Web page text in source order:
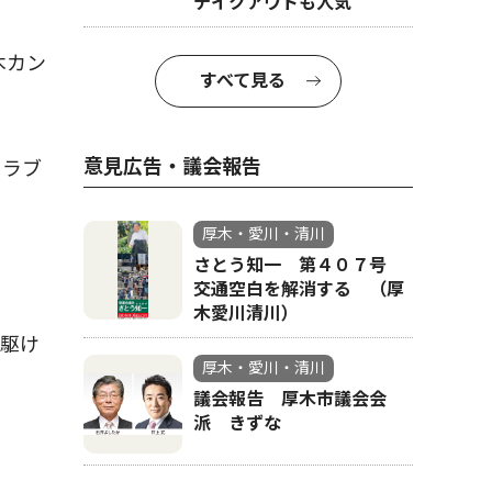
カン
ブ
け
すべて見る
意見広告・議会報告
厚木・愛川・清川
さとう知一 第４０７号
交通空白を解消する （厚
木愛川清川）
厚木・愛川・清川
議会報告 厚木市議会会
派 きずな